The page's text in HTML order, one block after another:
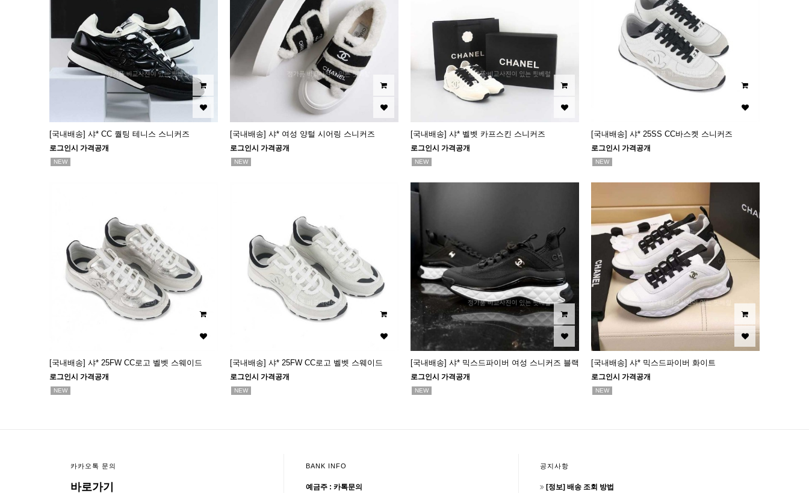
[국내배송] 샤* CC 퀄팅 테니스 스니커즈
로그인시 가격공개
NEW
[국내배송] 샤* 여성 양털 시어링 스니커즈
로그인시 가격공개
NEW
[국내배송] 샤* 벨벳 카프스킨 스니커즈
로그인시 가격공개
NEW
[국내배송] 샤* 25SS CC바스켓 스니커즈
로그인시 가격공개
NEW
[국내배송] 샤* 25FW CC로고 벨벳 스웨이드
로그인시 가격공개
NEW
[국내배송] 샤* 25FW CC로고 벨벳 스웨이드
로그인시 가격공개
NEW
[국내배송] 샤* 믹스드파이버 여성 스니커즈 블랙
로그인시 가격공개
NEW
[국내배송] 샤* 믹스드파이버 화이트
로그인시 가격공개
NEW
카카오톡 문의
바로가기
BANK INFO
예금주 : 카톡문의
공지사항
[정보] 배송 조회 방법